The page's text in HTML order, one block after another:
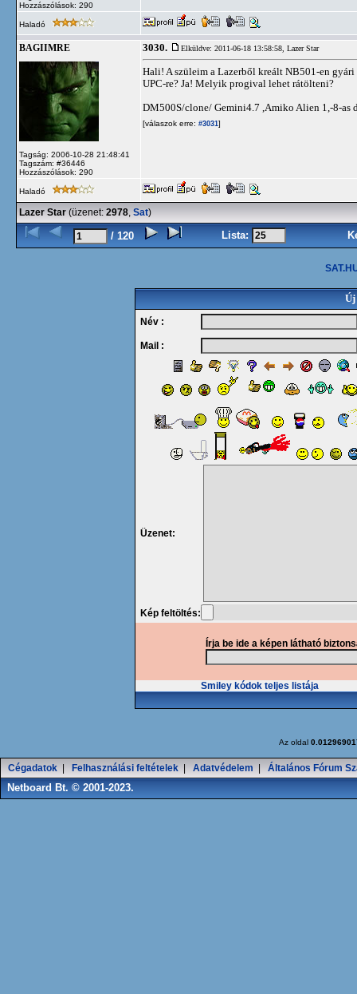
Hozzászólások: 290
Haladó
BAGIIMRE
Tagság: 2006-10-28 21:48:41
Tagszám: #36446
Hozzászólások: 290
3030. Elküldve: 2011-06-18 13:58:58, Lazer Star
Hali! A szüleim a Lazerből kreált NB501-en
UPC-re? Ja! Melyik progival lehet rátölteni?
DM500S/clone/ Gemini4.7 ,Amiko Alien 1,-8-as
[válaszok erre: #3031]
Haladó
Lazer Star (üzenet: 2978, Sat)
/ 120 Lista:
Új
Név :
Mail :
Üzenet:
Kép feltöltés:
Írja be ide a képen látható
Smiley kódok teljes listája
Az oldal
Cégadatok Felhasználási feltételek Adatvédelem Általános Fórum
Netboard Bt. © 2001-2023.